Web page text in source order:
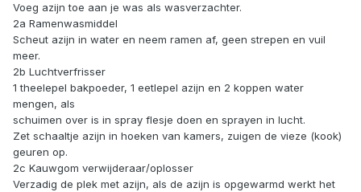
Voeg azijn toe aan je was als wasverzachter.
2a Ramenwasmiddel
Scheut azijn in water en neem ramen af, geen strepen en vuil
meer.
2b Luchtverfrisser
1 theelepel bakpoeder, 1 eetlepel azijn en 2 koppen water
mengen, als
schuimen over is in spray flesje doen en sprayen in lucht.
Zet schaaltje azijn in hoeken van kamers, zuigen de vieze (kook)
geuren op.
2c Kauwgom verwijderaar/oplosser
Verzadig de plek met azijn, als de azijn is opgewarmd werkt het